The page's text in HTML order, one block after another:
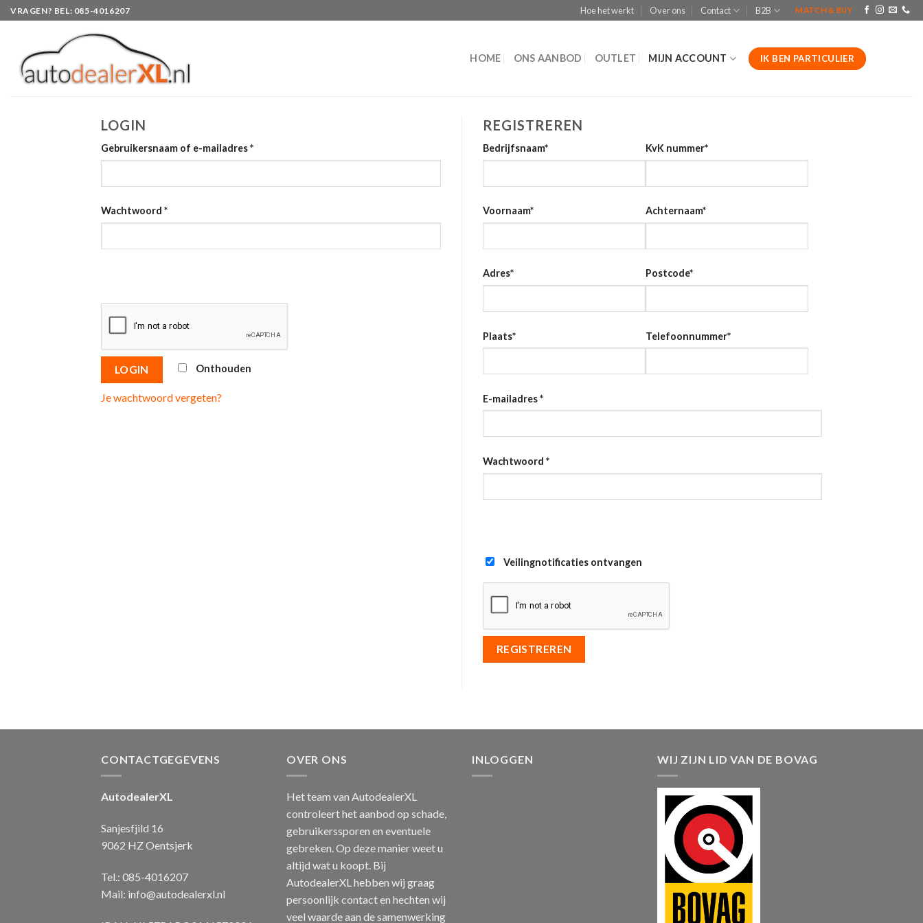
Skip
to
VRAGEN? BEL: 085-4016207 Hoe het werkt Over ons Contact B2B MATCH & BUY
HOME ONS AANBOD OUTLET MIJN ACCOUNT IK BEN PARTICULIER
LOGIN
Gebruikersnaam of e-mailadres*
Wachtwoord *
LOGIN Onthouden
Je wachtwoord vergeten?
REGISTREREN
Bedrijfsnaam* KvK nummer*
Voornaam* Achternaam*
Adres* Postcode*
Plaats* Telefoonnummer*
E-mailadres*
Wachtwoord *
Veilingnotificaties ontvangen
REGISTREREN
CONTACTGEGEVENS
AutodealerXL
Sanjesfjild 16
9062 HZ Oentsjerk
Tel.: 085-4016207
Mail: info@autodealerxl.nl
OVER ONS
Het team van AutodealerXL
controleert het aanbod op schade,
gebruikerssporen en eventuele
gebreken. Op deze manier weet u
altijd wat u koopt. Bij
AutodealerXL hebben wij graag
persoonlijk contact en hechten wij
veel waarde aan de samenwerking
INLOGGEN WIJ ZIJN LID VAN DE BOVAG